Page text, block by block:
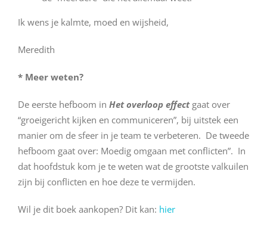
Ik wens je kalmte, moed en wijsheid,
Meredith
* Meer weten?
De eerste hefboom in Het overloop effect gaat over
“groeigericht kijken en communiceren”, bij uitstek een
manier om de sfeer in je team te verbeteren. De tweede
hefboom gaat over: Moedig omgaan met conflicten”. In
dat hoofdstuk kom je te weten wat de grootste valkuilen
zijn bij conflicten en hoe deze te vermijden.
Wil je dit boek aankopen? Dit kan: hier